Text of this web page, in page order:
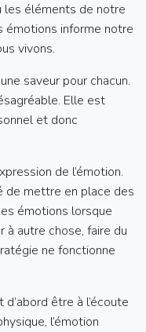
les éléments de notre
émotions informe notre
vivons.
saveur pour chacun.
Elle est
et donc
de l’émotion.
de mettre en place des
émotions lorsque
autre chose, faire du
ne fonctionne
être à l’écoute
l’émotion